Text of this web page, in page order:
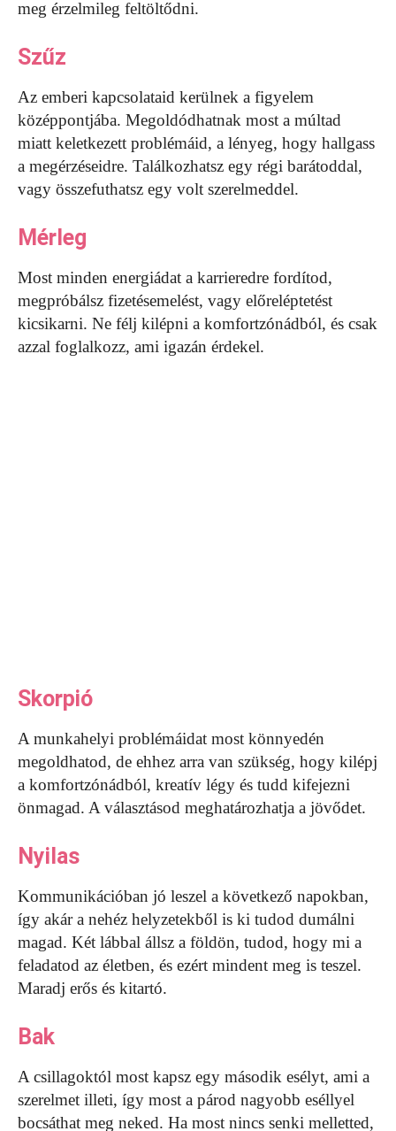
meg érzelmileg feltöltődni.
Szűz
Az emberi kapcsolataid kerülnek a figyelem
középpontjába. Megoldódhatnak most a múltad
miatt keletkezett problémáid, a lényeg, hogy hallgass
a megérzéseidre. Találkozhatsz egy régi barátoddal,
vagy összefuthatsz egy volt szerelmeddel.
Mérleg
Most minden energiádat a karrieredre fordítod,
megpróbálsz fizetésemelést, vagy előreléptetést
kicsikarni. Ne félj kilépni a komfortzónádból, és csak
azzal foglalkozz, ami igazán érdekel.
Skorpió
A munkahelyi problémáidat most könnyedén
megoldhatod, de ehhez arra van szükség, hogy kilépj
a komfortzónádból, kreatív légy és tudd kifejezni
önmagad. A választásod meghatározhatja a jövődet.
Nyilas
Kommunikációban jó leszel a következő napokban,
így akár a nehéz helyzetekből is ki tudod dumálni
magad. Két lábbal állsz a földön, tudod, hogy mi a
feladatod az életben, és ezért mindent meg is teszel.
Maradj erős és kitartó.
Bak
A csillagoktól most kapsz egy második esélyt, ami a
szerelmet illeti, így most a párod nagyobb eséllyel
bocsáthat meg neked. Ha most nincs senki melletted,